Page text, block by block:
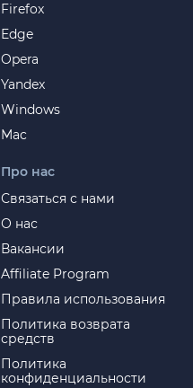
Firefox
Edge
Opera
Yandex
Windows
Mac
Про нас
Связаться с нами
О нас
Вакансии
Affiliate Program
Правила использования
Политика возврата
средств
Политика
конфиденциальности